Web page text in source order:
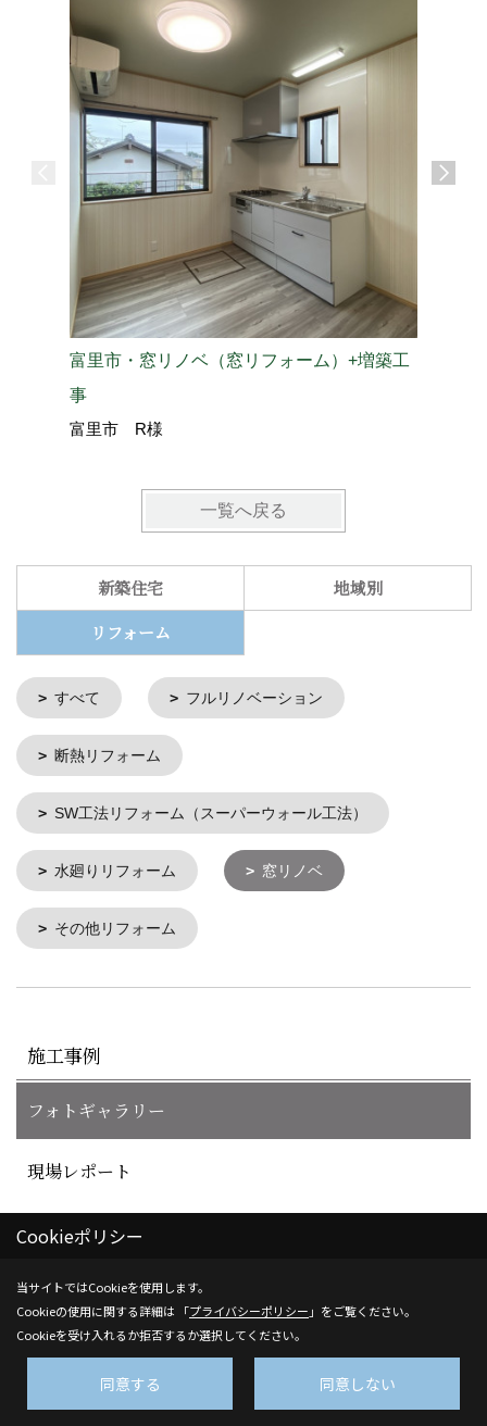
富里市・窓リノベ（窓リフォーム）+増築工
事
富里市 R様
一覧へ戻る
新築住宅
地域別
リフォーム
すべて フルリノベーション
断熱リフォーム
SW工法リフォーム（スーパーウォール工法）
水廻りリフォーム 窓リノベ
その他リフォーム
施工事例
フォトギャラリー
現場レポート
お客様の声
株式会社真行寺建設
_
Cookieポリシー
当サイトではCookieを使用します。
Cookieの使用に関する詳細は 「プライバシーポリシー 」をご覧ください。
Cookieを受け入れるか拒否するか選択してください。
同意する 同意しない